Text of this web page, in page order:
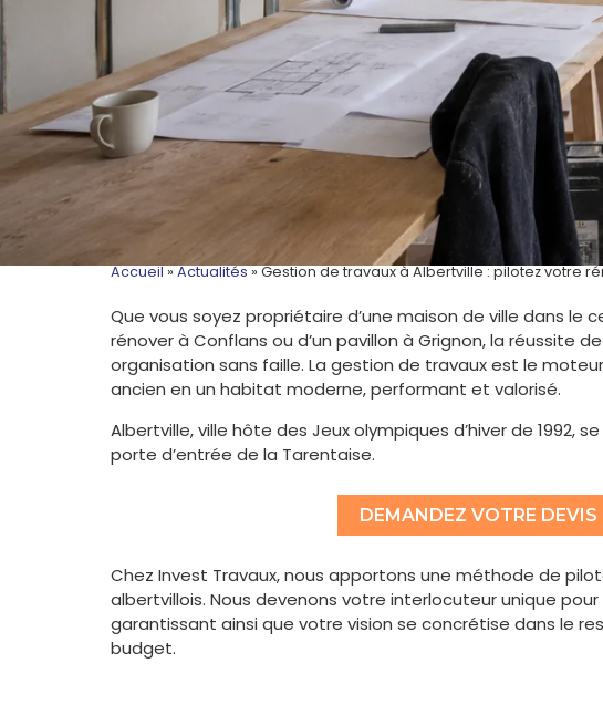
Accueil»Actualités»Gestion de travaux à Albertville : pilotez votre
Que vous soyez propriétaire d’une maison de ville dans le
rénover à Conflans ou d’un pavillon à Grignon, la réussite
organisation sans faille. La gestion de travaux est le
ancien en un habitat moderne, performant et valorisé.
Albertville, ville hôte des Jeux olympiques d’hiver de 1992,
porte d’entrée de la Tarentaise.
DEMANDEZ VOTRE DEVIS
Chez Invest Travaux, nous apportons une méthode de
albertvillois. Nous devenons votre interlocuteur unique
garantissant ainsi que votre vision se concrétise dans le
budget.